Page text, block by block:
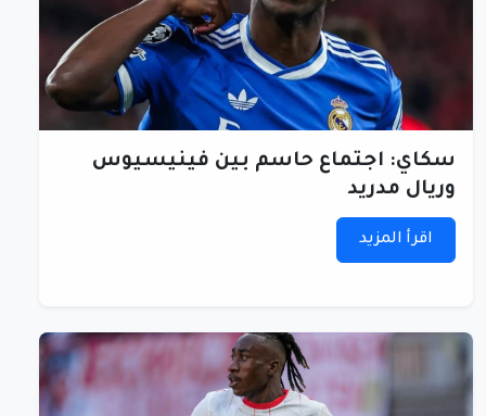
سكاي: اجتماع حاسم بين فينيسيوس
وريال مدريد
اقرأ المزيد